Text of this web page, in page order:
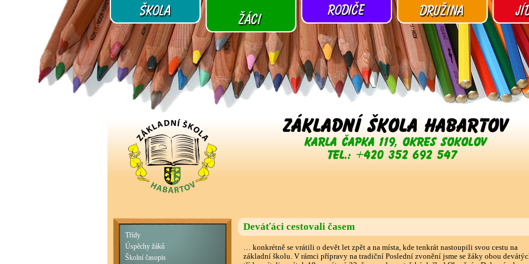
Třídy
Úspěchy žáků
Školní časopis
Deváťáci cestovali časem
… konkrétně se vrátili o devět let zpět a na místa, kde tenkrát nastoupili svou cestu na
základní školu. V rámci přípravy na tradiční Poslední zvonění jsme se žáky obou